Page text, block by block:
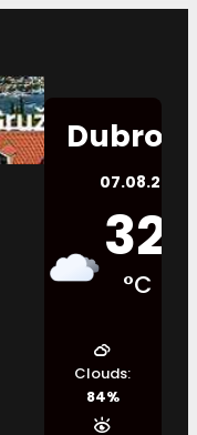
07.08.2026.
32
°C
Clouds:
84%